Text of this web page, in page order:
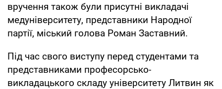
вручення також були присутні викладачі
медуніверситету, представники Народної
партії, міський голова Роман Заставний.
Під час свого виступу перед студентами та
представниками професорсько-
викладацького складу університету Литвин як